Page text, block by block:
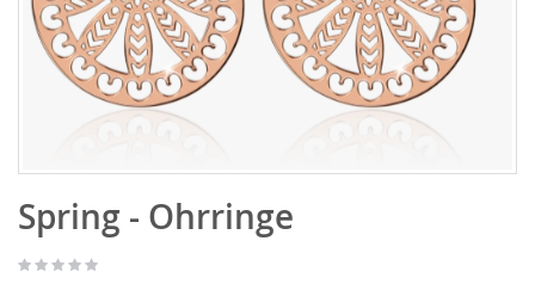
Anfang
der
springen
Spring - Ohrringe